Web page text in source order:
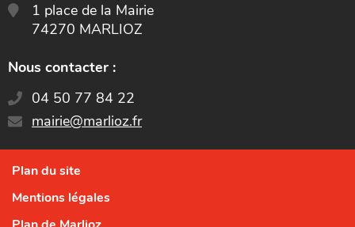
1 place de la Mairie
74270 MARLIOZ
Nous contacter :
04 50 77 84 22
E-
mairie@marlioz.fr
Plan du site
Mentions légales